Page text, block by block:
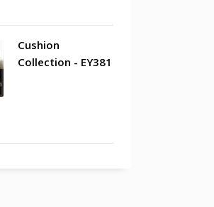
Cushion
Collection - EY381